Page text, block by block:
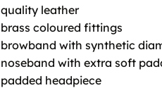
quality leather
brass coloured fittings
browband with synthetic
noseband with extra soft
padded headpiece